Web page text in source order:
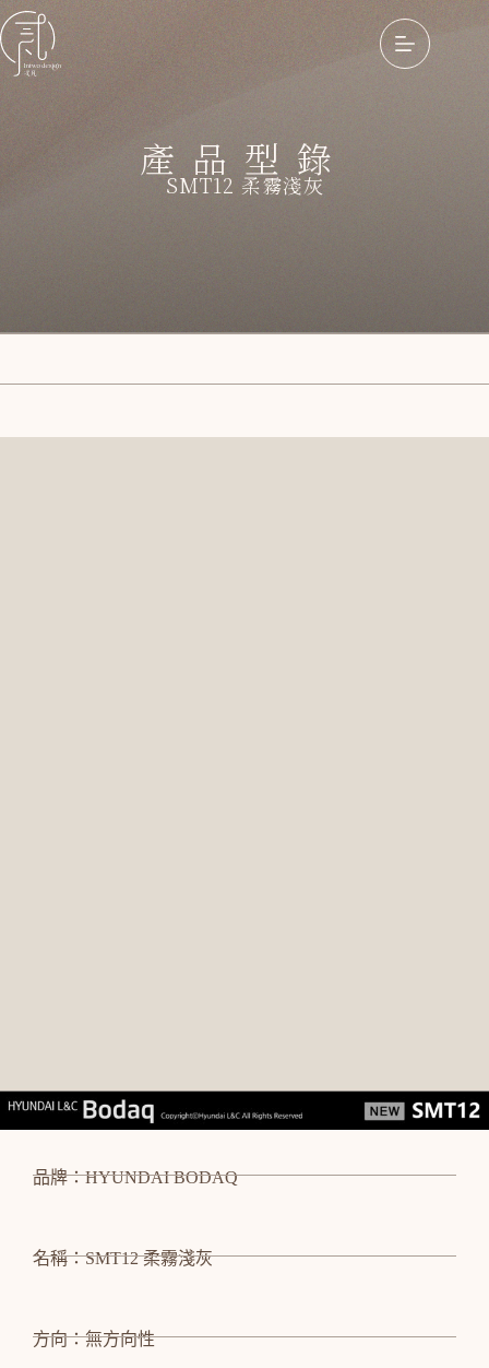
產品型錄
SMT12 柔霧淺灰
品牌：HYUNDAI BODAQ
名稱：SMT12 柔霧淺灰
方向：無方向性